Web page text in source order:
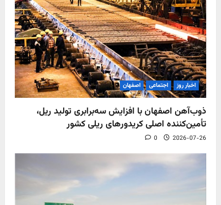
اخبار روز اجتماعی اصفهان
ذوب‌آهن اصفهان با افزایش سه‌برابری تولید ریل،
تأمین‌کننده اصلی کریدورهای ریلی کشور
2026-07-26
0